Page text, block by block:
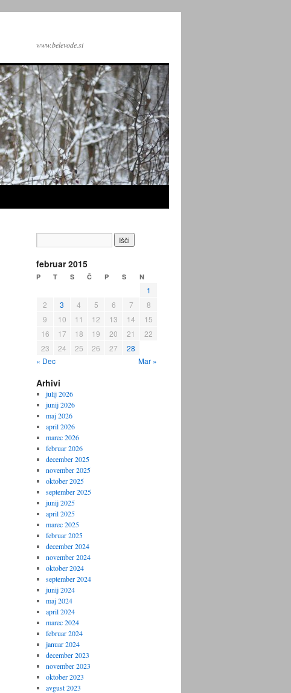
www.belevode.si
februar 2015
P T S Č P S N
1
2
3 4 5 6 7
8
9
10 11 12 13 14
15
16
17 18 19 20 21
22
23
24 25 26 27
28
« Dec
Mar »
Arhivi
julij 2026
junij 2026
maj 2026
april 2026
marec 2026
februar 2026
december 2025
november 2025
oktober 2025
september 2025
junij 2025
april 2025
marec 2025
februar 2025
december 2024
november 2024
oktober 2024
september 2024
junij 2024
maj 2024
april 2024
marec 2024
februar 2024
januar 2024
december 2023
november 2023
oktober 2023
avgust 2023